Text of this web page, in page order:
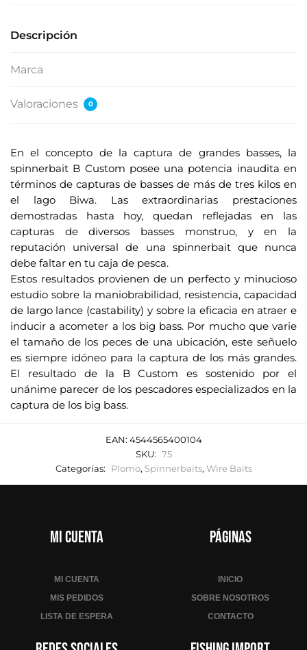
Descripción
Marca
Valoraciones 0
En el concepto de la captura de grandes basses, la
spinnerbait B Custom posee una potencia inaudita en
términos de capturas de basses de más de tres kilos en
el lago Biwa. Las extraordinarias prestaciones
demostradas hasta hoy, quedan reflejadas en las
capturas de diversos basses monstruo, y en la
reputación universal de una spinnerbait que nunca
debe faltar en tu caja de pesca.
Estos resultados provienen de un perfecto y minucioso
estudio sobre la maniobrabilidad, resistencia, capacidad
de largo lance (castability) y sobre la eficacia en atraer e
inducir a acometer a los big bass. Por mucho que varie
el tamaño de los peces de una ubicación, este señuelo
es siempre idóneo para la captura de los más grandes.
El resultado de la B Custom es sostenido por el
unánime parecer de los pescadores especializados en la
captura de los big bass.
EAN: 4544565400104
SKU: 75
Categorías:
Plomo, Spinnerbaits, Wire Baits
Mi cuenta
MI CUENTA
MIS PEDIDOS
LISTA DE ESPERA
Páginas
INICIO
SOBRE NOSOTROS
CONTACTO